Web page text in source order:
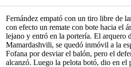
Fernández empató con un tiro libre de
con efecto un remate con bote hacia el
lejano y entró en la portería. El arquero
Mamardashvili, se quedó inmóvil a la
Fofana por desviar el balón, pero el
alcanzó. Luego la pelota botó, dio en el